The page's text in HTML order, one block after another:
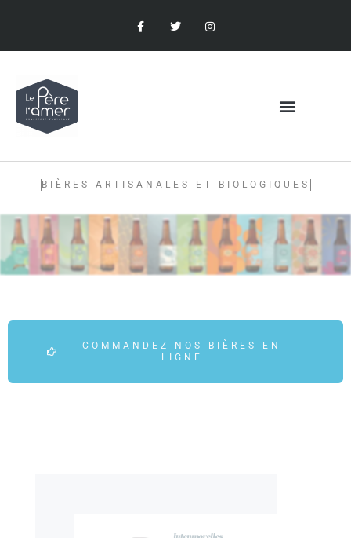
BIÈRES ARTISANALES ET BIOLOGIQUES
COMMANDEZ NOS BIÈRES EN
LIGNE